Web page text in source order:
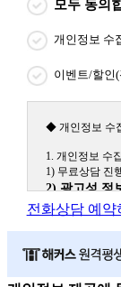
모두 동의
개인정보 수
이벤트/할인
◆ 개인정보 수
1. 개인정보 수
1) 무료상담 진
2) 광고성 정
원격평생교
(해커스교육그
전화상담 예약